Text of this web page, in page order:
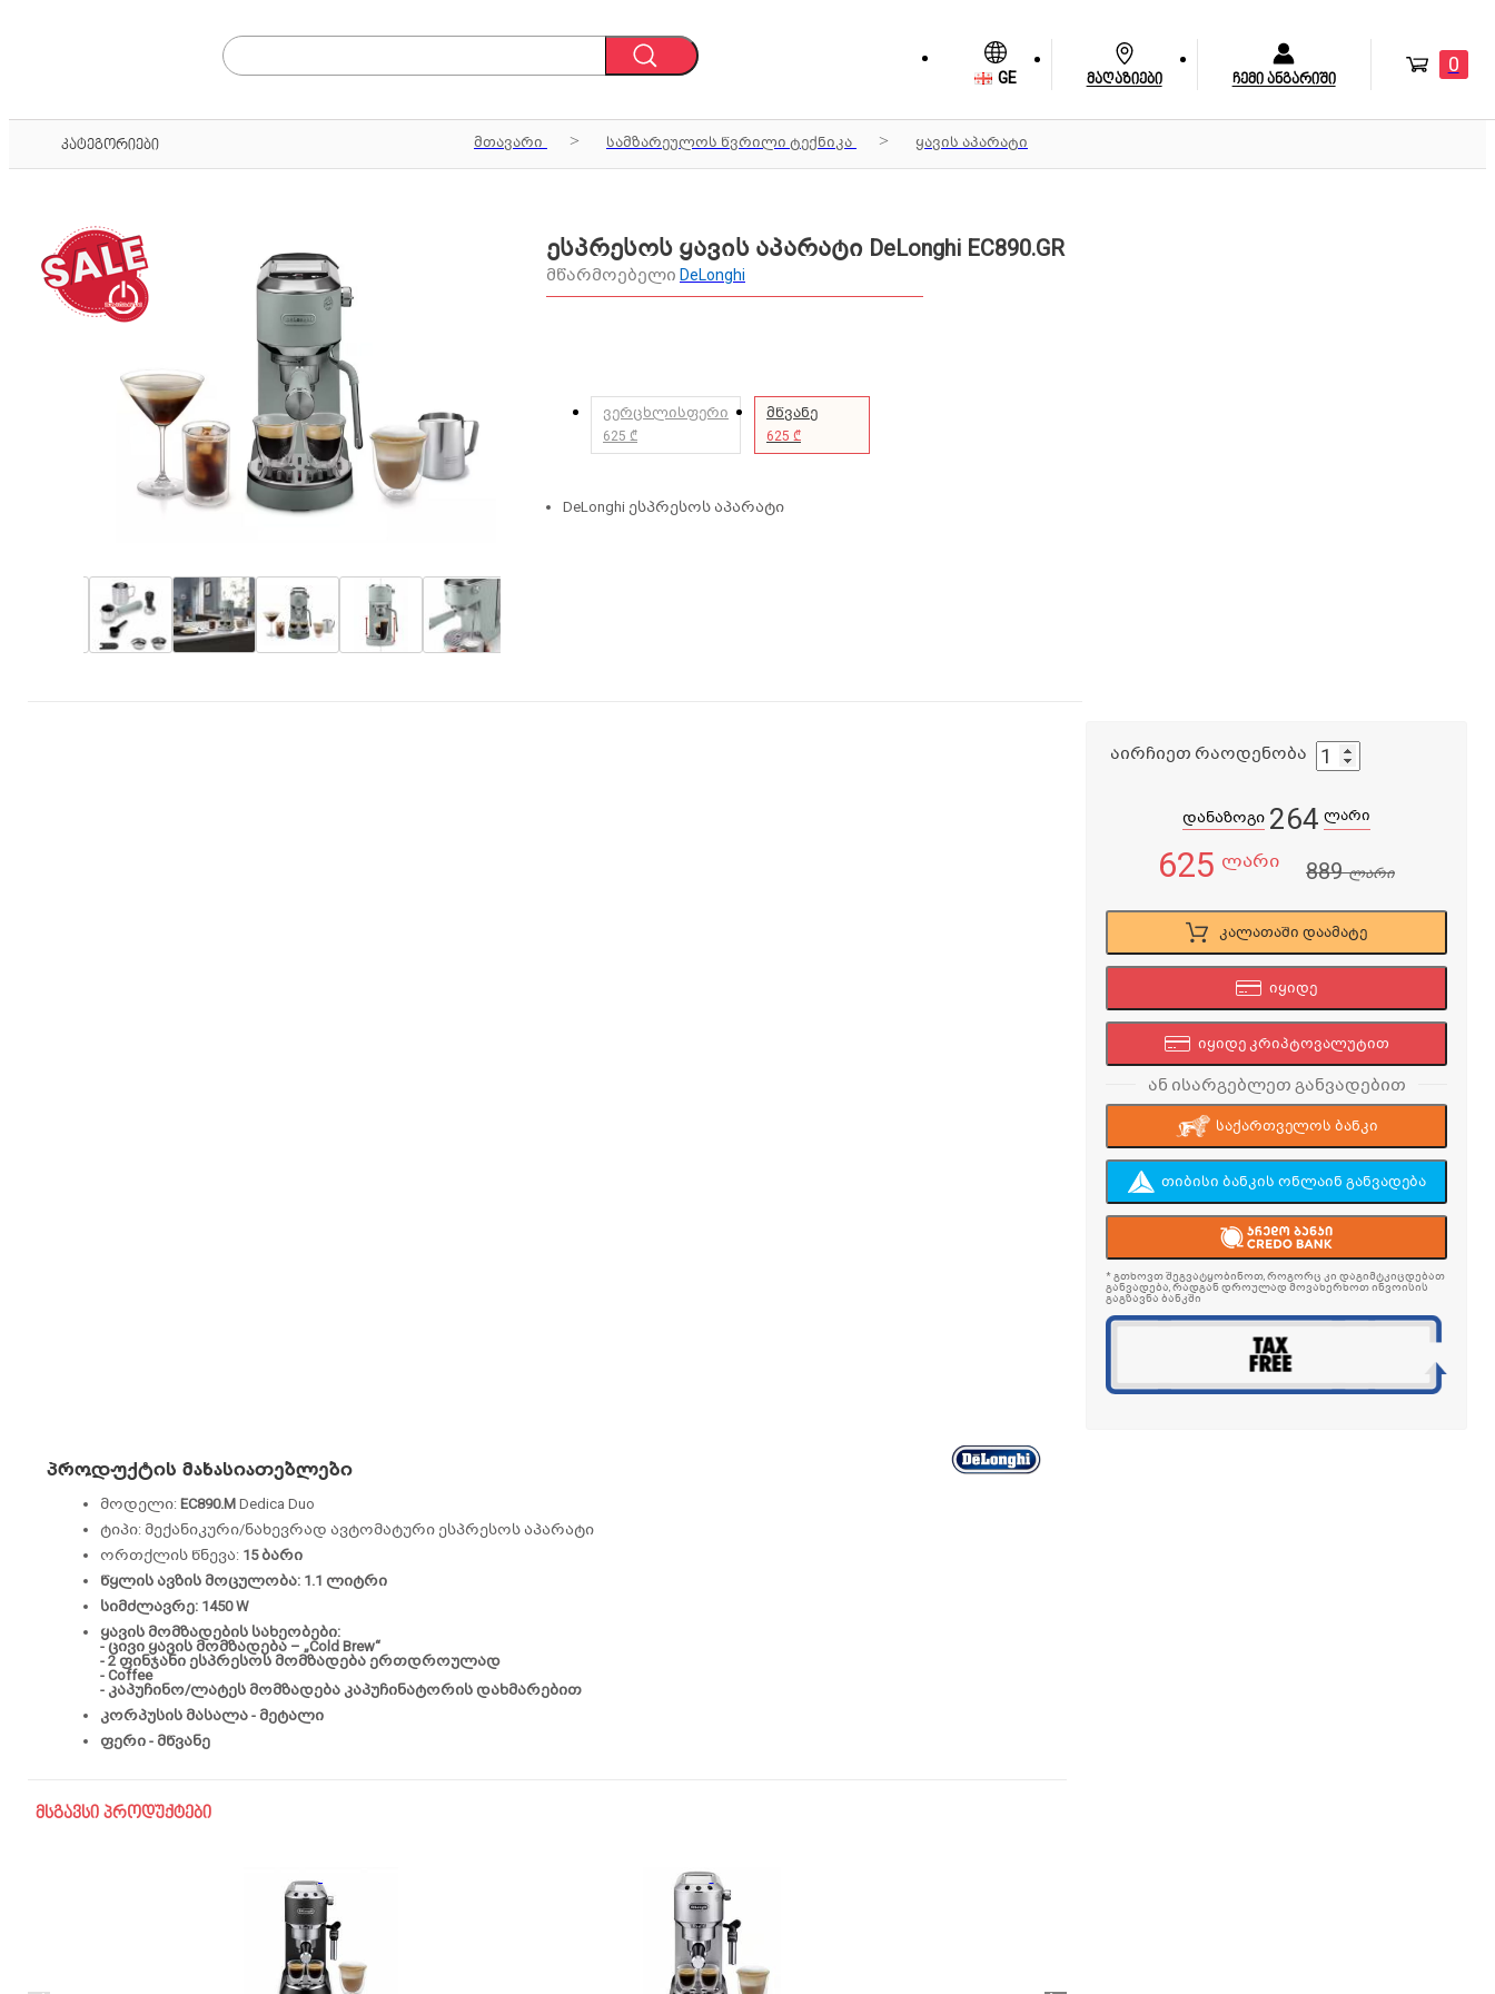
GE მაღაზიები ჩემი ანგარიში
0
კატეგორიები მთავარი სამზარეულოს წვრილი ტექნიკა ყავის აპარატი
ესპრესოს ყავის აპარატი DeLonghi EC890.GR
მწარმოებელი DeLonghi
ვერცხლისფერი
625 ₾
მწვანე
625 ₾
DeLonghi ესპრესოს აპარატი
აირჩიეთ რაოდენობა
დანაზოგი 264 ლარი
625 ლარი 889ლარი
კალათაში დაამატე
იყიდე
იყიდე კრიპტოვალუტით
ან ისარგებლეთ განვადებით
საქართველოს ბანკი
თიბისი ბანკის ონლაინ განვადება
* გთხოვთ შეგვატყობინოთ, როგორც კი დაგიმტკიცდებათ
განვადება, რადგან დროულად მოვახერხოთ ინვოისის
გაგზავნა ბანკში
პროდუქტის მახასიათებლები
მოდელი: EC890.M Dedica Duo
ტიპი: მექანიკური/ნახევრად ავტომატური ესპრესოს აპარატი
ორთქლის წნევა: 15 ბარი
წყლის ავზის მოცულობა: 1.1 ლიტრი
სიმძლავრე: 1450 W
ყავის მომზადების სახეობები:
- ცივი ყავის მომზადება – „Cold Brew“
- 2 ფინჯანი ესპრესოს მომზადება ერთდროულად
- Coffee
- კაპუჩინო/ლატეს მომზადება კაპუჩინატორის დახმარებით
კორპუსის მასალა - მეტალი
ფერი - მწვანე
მსგავსი პროდუქტები